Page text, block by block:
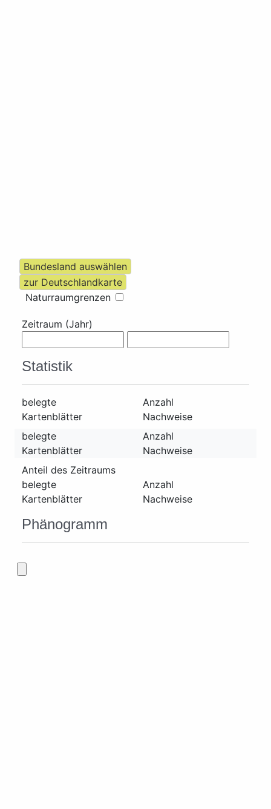
Naturraumgrenzen
Zeitraum (Jahr)
Statistik
belegte
Kartenblätter
Anzahl
Nachweise
belegte
Kartenblätter
Anzahl
Nachweise
Anteil des Zeitraums
belegte
Kartenblätter
Anzahl
Nachweise
Phänogramm